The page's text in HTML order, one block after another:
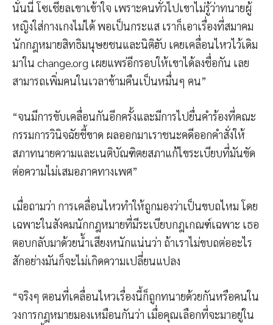
นั่นนี่ โซเชียลเขาเข้าใจ เพราะคนทั่วไปเขาไม่รู้ว่าทนายผู้
หญิงใส่กางเกงไม่ได้ พอเป็นกระแส เราก็เอาเรื่องที่สมาคม
นักกฎหมายสิทธิมนุษยชนและนิติฮับ เคยเคลื่อนไหวไว้เดิม
มาใน change.org เผยแพร่อีกรอบให้เขาได้ลงชื่อกัน เลย
สามารถเพิ่มคนในเวลาข้ามคืนเป็นหมื่นๆ คน”
“จนมีการขับเคลื่อนกันอีกครั้งและมีการไปยื่นคำร้องที่คณะ
กรรมการวินิจฉัยชี้ขาด ผลออกมาเราชนะคดีออกคำสั่งให้
สภาทนายความและเนติบัณฑิตยสภาแก้ไขระเบียบที่มันขัด
ต่อความไม่เสมอภาคทางเพศ”
เมื่อถามว่า การเคลื่อนไหวทำให้ถูกมองว่าเป็นขบถไหม โดย
เฉพาะในสังคมนักกฎหมายที่มีระเบียบกฎเกณฑ์เฉพาะ เธอ
ตอบกลับมาด้วยน้ำเสียงหนักแน่นว่า ถ้าเราไม่ขบถต่ออะไร
สักอย่างมันก็จะไม่เกิดความเปลี่ยนแปลง
“จริงๆ ตอนที่เคลื่อนไหวเรื่องนี้ก็ถูกทนายด้วยกันหรือคนใน
วงการกฎหมายมองเหมือนกันว่า เมื่อคุณเลือกที่จะมาอยู่ใน